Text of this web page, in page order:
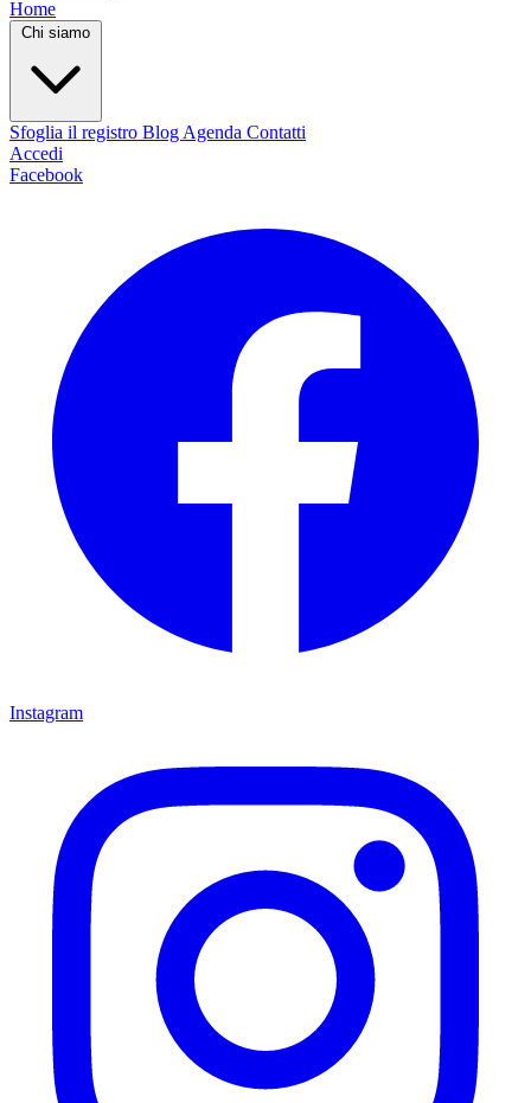
Home
Chi siamo
Sfoglia il registro Blog Agenda Contatti
Accedi
Facebook
Instagram